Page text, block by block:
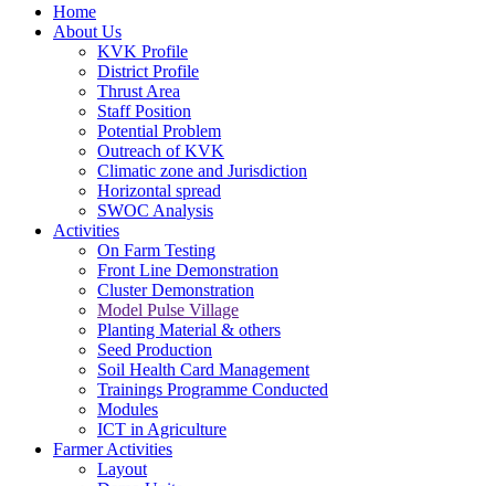
Home
About Us
KVK Profile
District Profile
Thrust Area
Staff Position
Potential Problem
Outreach of KVK
Climatic zone and Jurisdiction
Horizontal spread
SWOC Analysis
Activities
On Farm Testing
Front Line Demonstration
Cluster Demonstration
Model Pulse Village
Planting Material & others
Seed Production
Soil Health Card Management
Trainings Programme Conducted
Modules
ICT in Agriculture
Farmer Activities
Layout